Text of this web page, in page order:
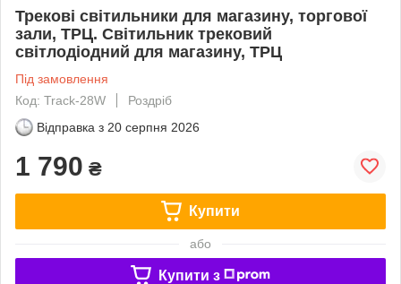
Трекові світильники для магазину, торгової
зали, ТРЦ. Світильник трековий
світлодіодний для магазину, ТРЦ
Під замовлення
Код: Track-28W
Роздріб
Відправка з 20 серпня 2026
1 790 ₴
Купити
або
Купити з